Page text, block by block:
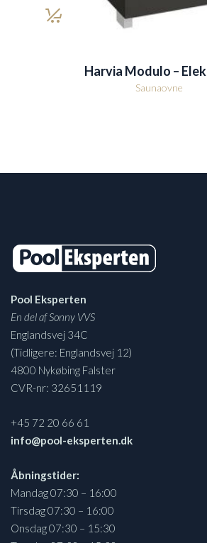
Harvia Modulo –
Saunaovne
Pool Eksperten
En del af Sonny VVS
Englandsvej 34C
(Tidligere: Englandsvej 12)
4800 Nykøbing Falster
CVR-nr: 32651119
+45 72 20 66 61
info@pool-eksperten.dk
Åbningstider:
Mandag 07:30 – 16:00
Tirsdag 07:30 – 16:00
Onsdag 07:30 – 15:30